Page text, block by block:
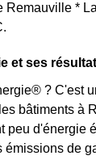
Remauville *
et ses
? C'est
bâtiments à
peu d'énergie
émissions de